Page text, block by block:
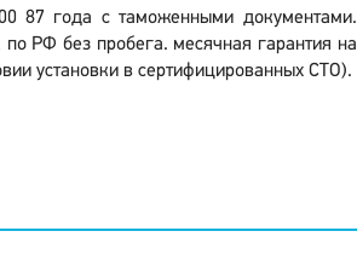
87 года с таможенными документами.
по РФ без пробега. месячная гарантия на
установки в сертифицированных СТО).